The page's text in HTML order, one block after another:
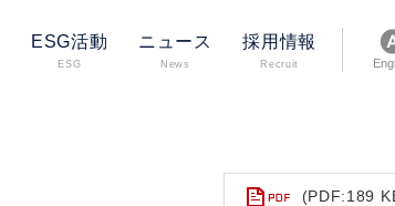
ESG活動
ESG
ニュース
News
採用情報
Recruit
(PDF:189